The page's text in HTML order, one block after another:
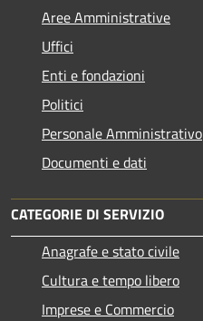
Aree Amministrative
Uffici
Enti e fondazioni
Politici
Personale Amministrativo
Documenti e dati
CATEGORIE DI SERVIZIO
Anagrafe e stato civile
Cultura e tempo libero
Imprese e Commercio